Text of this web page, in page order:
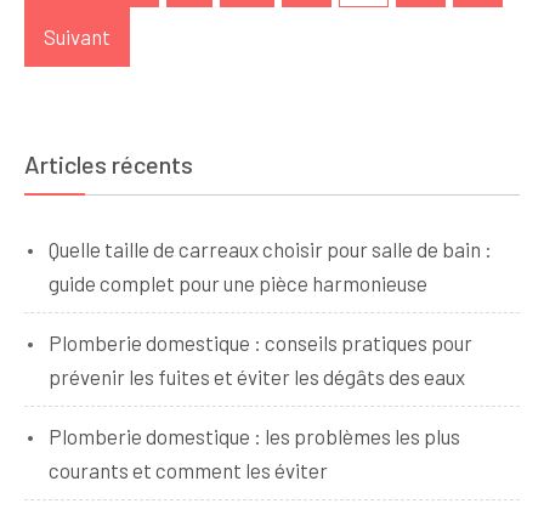
publications
Suivant
Articles récents
Quelle taille de carreaux choisir pour salle de bain :
guide complet pour une pièce harmonieuse
Plomberie domestique : conseils pratiques pour
prévenir les fuites et éviter les dégâts des eaux
Plomberie domestique : les problèmes les plus
courants et comment les éviter